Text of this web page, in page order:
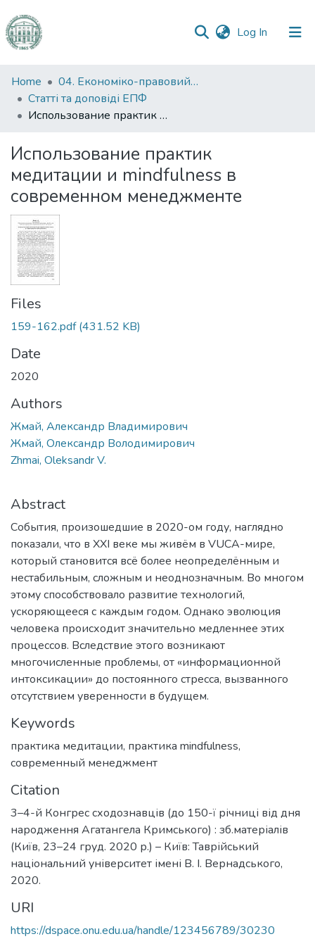
Log In (current)
Communities
&
Collections
Statistics
Home
04. Економіко-правовий факультет
Статті та доповіді ЕПФ
Использование практик медитации и mindfulness в современном менеджменте
Использование практик
медитации и mindfulness в
современном менеджменте
Files
159-162.pdf(431.52 KB)
Date
2020
Authors
Жмай, Александр Владимирович
Жмай, Олександр Володимирович
Zhmai, Oleksandr V.
Abstract
События, произошедшие в 2020-ом году, наглядно
показали, что в XXI веке мы живём в VUCA-мире,
который становится всё более неопределённым и
нестабильным, сложным и неоднозначным. Во многом
этому способствовало развитие технологий,
ускоряющееся с каждым годом. Однако эволюция
человека происходит значительно медленнее этих
процессов. Вследствие этого возникают
многочисленные проблемы, от «информационной
интоксикации» до постоянного стресса, вызванного
отсутствием уверенности в будущем.
Keywords
практика медитации, практика mindfulness,
современный менеджмент
Citation
3–4-й Конгрес сходознавців (до 150-ї річниці від дня
народження Агатангела Кримського) : зб.матеріалів
(Київ, 23–24 груд. 2020 р.) – Київ: Таврійський
національний університет імені В. І. Вернадського,
2020.
URI
https://dspace.onu.edu.ua/handle/123456789/30230